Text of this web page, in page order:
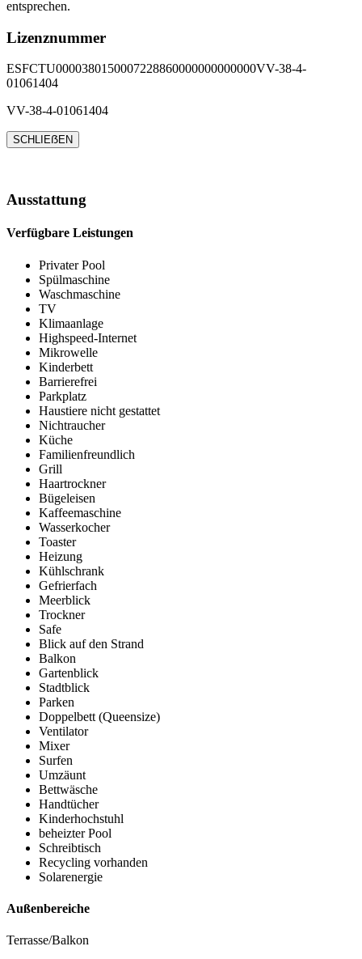
entsprechen.
Lizenznummer
ESFCTU0000380150007228860000000000000VV-38-4-
01061404
VV-38-4-01061404
SCHLIEẞEN
Ausstattung
Verfügbare Leistungen
Privater Pool
Spülmaschine
Waschmaschine
TV
Klimaanlage
Highspeed-Internet
Mikrowelle
Kinderbett
Barrierefrei
Parkplatz
Haustiere nicht gestattet
Nichtraucher
Küche
Familienfreundlich
Grill
Haartrockner
Bügeleisen
Kaffeemaschine
Wasserkocher
Toaster
Heizung
Kühlschrank
Gefrierfach
Meerblick
Trockner
Safe
Blick auf den Strand
Balkon
Gartenblick
Stadtblick
Parken
Doppelbett (Queensize)
Ventilator
Mixer
Surfen
Umzäunt
Bettwäsche
Handtücher
Kinderhochstuhl
beheizter Pool
Schreibtisch
Recycling vorhanden
Solarenergie
Außenbereiche
Terrasse/Balkon